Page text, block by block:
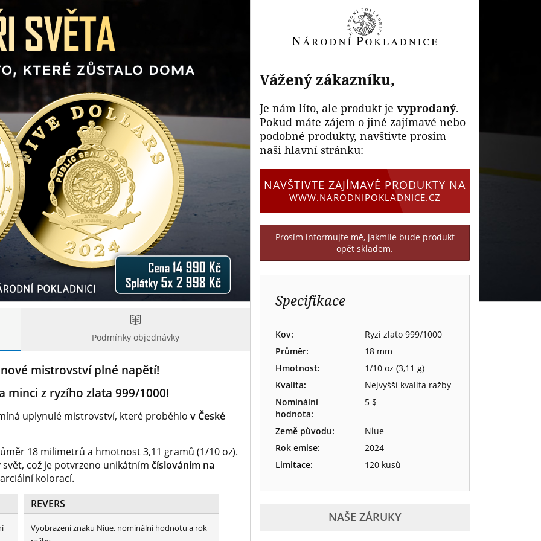
Podmínky objednávky
mistrovství plné napětí!
minci z ryzího zlata 999/1000!
uplynulé mistrovství, které proběhlo v České
18 milimetrů a hmotnost 3,11 gramů (1/10 oz).
svět, což je potvrzeno unikátním číslováním na
kolorací.
REVERS
Vyobrazení znaku Niue, nominální hodnotu a rok
Vážený zákazníku,
Je nám líto, ale produkt je vyprodaný.
Pokud máte zájem o jiné zajímavé nebo
podobné produkty, navštivte prosím
naši hlavní stránku:
NAVŠTIVTE ZAJÍMAVÉ PRODUKTY NA
WWW.NARODNIPOKLADNICE.CZ
Prosím informujte mě, jakmile bude produkt
opět skladem.
Specifikace
Kov:
Ryzí zlato 999/1000
Průměr:
18 mm
Hmotnost:
1/10 oz (3,11 g)
Kvalita:
Nejvyšší kvalita ražby
Nominální
hodnota:
5 $
Země původu:
Niue
Rok emise:
2024
Limitace:
120 kusů
NAŠE ZÁRUKY